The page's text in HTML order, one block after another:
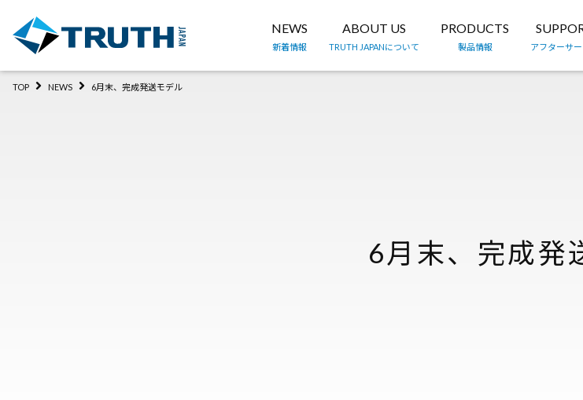
NEWS
新着情報
ABOUT US
TRUTH JAPANについて
PRODUCTS
製品情報 アフターサー
6月末、完成発
TOP NEWS 6月末、完成発送モデル